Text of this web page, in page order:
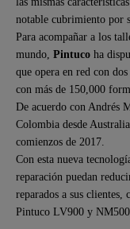
notable cubrimiento por
Para acompañar a los
mundo, Pintuco ha
que opera en red con
con más de 150,000
De acuerdo con Andrés
Colombia desde
comienzos de 2017.
Con esta nueva
reparación puedan
reparados a sus
Pintuco LV900 y